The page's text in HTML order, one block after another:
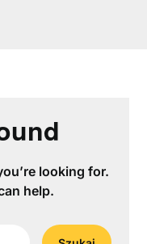
looking for.
help.